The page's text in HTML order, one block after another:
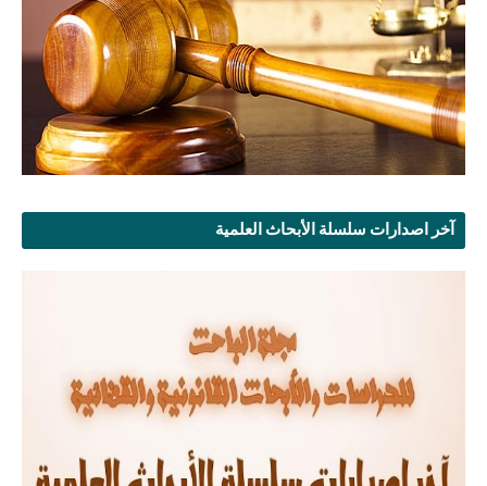
آخر اصدارات سلسلة الأبحاث العلمية